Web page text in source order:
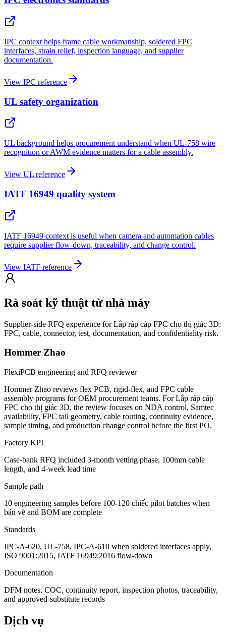
IPC context helps frame cable workmanship, soldered FPC
interfaces, strain relief, inspection language, and supplier
documentation.
View IPC reference
UL safety organization
UL background helps procurement understand when UL-758 wire
recognition or AWM evidence matters for a cable assembly.
View UL reference
IATF 16949 quality system
IATF 16949 context is useful when camera and automation cables
require supplier flow-down, traceability, and change control.
View IATF reference
Rà soát kỹ thuật từ nhà máy
Supplier-side RFQ experience for Lắp ráp cáp FPC cho thị giác 3D:
FPC, cable, connector, test, documentation, and confidentiality risk.
Hommer Zhao
FlexiPCB engineering and RFQ reviewer
Hommer Zhao reviews flex PCB, rigid-flex, and FPC cable
assembly programs for OEM procurement teams. For Lắp ráp cáp
FPC cho thị giác 3D, the review focuses on NDA control, Samtec
availability, FPC tail geometry, cable routing, continuity evidence,
sample timing, and production change control before the first PO.
Factory KPI
Case-bank RFQ included 3-month vetting phase, 100mm cable
length, and 4-week lead time
Sample path
10 engineering samples before 100-120 chiếc pilot batches when
bản vẽ and BOM are complete
Standards
IPC-A-620, UL-758, IPC-A-610 when soldered interfaces apply,
ISO 9001:2015, IATF 16949:2016 flow-down
Documentation
DFM notes, COC, continuity report, inspection photos, traceability,
and approved-substitute records
Dịch vụ